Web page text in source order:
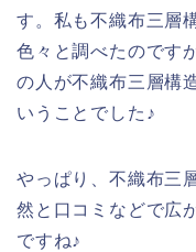
す。私も不織布三層
色々と調べたのです
の人が不織布三層構
いうことでした♪
やっぱり、不織布三
然と口コミなどで広
ですね♪